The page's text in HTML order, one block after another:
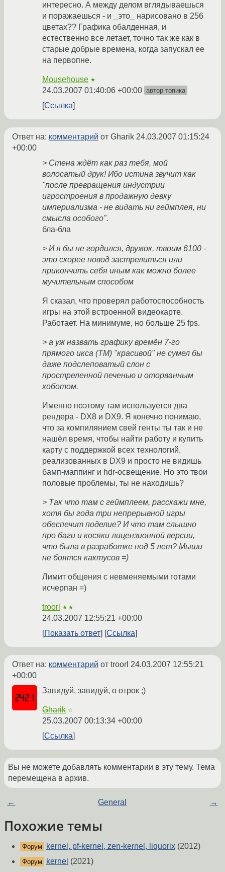
интересно. А между делом вглядываешься
и поражаешься - и _это_ нарисовано в 256
цветах?? Графика обалденная, и
естественно все летает, точно так же как в
старые добрые времена, когда запускал ее
на первопне.
Mousehouse ★
24.03.2007 01:40:06 +00:00 автор топика
Ссылка
Ответ на: комментарий от Gharik 24.03.2007 01:15:24
+00:00
> Стена ждёт как раз тебя, мой
волосатый друк! Ибо истина звучит как
"после превращения индустрии
игростроения в продажную девку
империализма - не видать ни геймплея, ни
смысла особого".
бла-бла
> И я бы не гордился, дружок, твоим 6100 -
это скорее повод застрелиться или
прикончить себя иным как можно более
мучительным способом
Я сказал, что проверял работоспособность
игры на этой встроенной видеокарте.
Работает. На минимуме, но больше 25 fps.
> а уж назвать графику времён 7-го
прямого икса (ТМ) "красивой" не сумел бы
даже подслеповатый слон с
простреленной печенью и оторванным
хоботом.
Именно поэтому там используется два
рендера - DX8 и DX9. Я конечно понимаю,
что за компилянием свей генты ты так и не
нашёл время, чтобы найти работу и купить
карту с поддержкой всех технологий,
реализованных в DX9 и просто не видишь
бамп-маппинг и hdr-освещение. Но это твои
половые проблемы, ты не находишь?
> Так что там с геймплеем, расскажи мне,
хотя бы года три непрерывной игры
обеспечит поделие? И что там слышно
про баги и косяки лицензионной версии,
что была в разработке под 5 лет? Мыши
не боятся кактусов =)
Лимит общения с невменяемыми готами
исчерпан =)
troorl ★★
24.03.2007 12:55:21 +00:00
Показать ответ
Ссылка
Ответ на: комментарий от troorl 24.03.2007 12:55:21
+00:00
Завидуй, завидуй, о отрок ;)
Gharik ☆
25.03.2007 00:13:34 +00:00
Ссылка
Вы не можете добавлять комментарии в эту тему. Тема
перемещена в архив.
← General →
Похожие темы
Форум kernel, pf-kernel, zen-kernel, liquorix (2012)
Форум kernel (2021)